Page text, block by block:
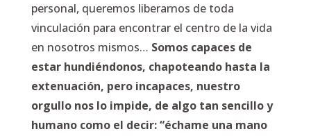
personal, queremos liberarnos de toda
vinculación para encontrar el centro de la vida
en nosotros mismos… Somos capaces de
estar hundiéndonos, chapoteando hasta la
extenuación, pero incapaces, nuestro
orgullo nos lo impide, de algo tan sencillo y
humano como el decir: “échame una mano